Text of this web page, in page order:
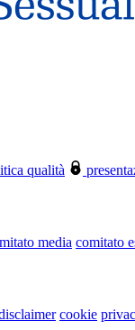
qualità
media comitato
cookie